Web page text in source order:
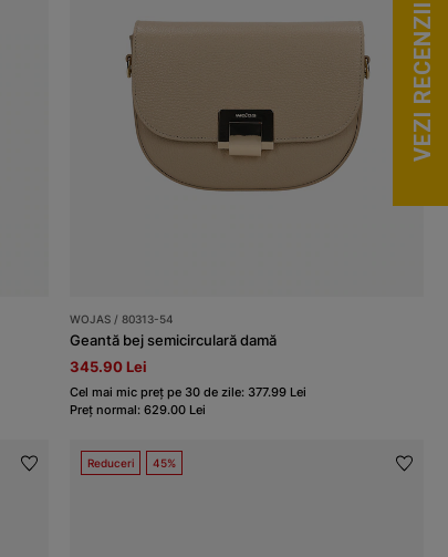
WOJAS / 80313-54
Geantă bej semicirculară damă
345.90 Lei
Cel mai mic preț pe 30 de zile: 377.99 Lei
Preț normal: 629.00 Lei
Reduceri 45%
VEZI RECENZII